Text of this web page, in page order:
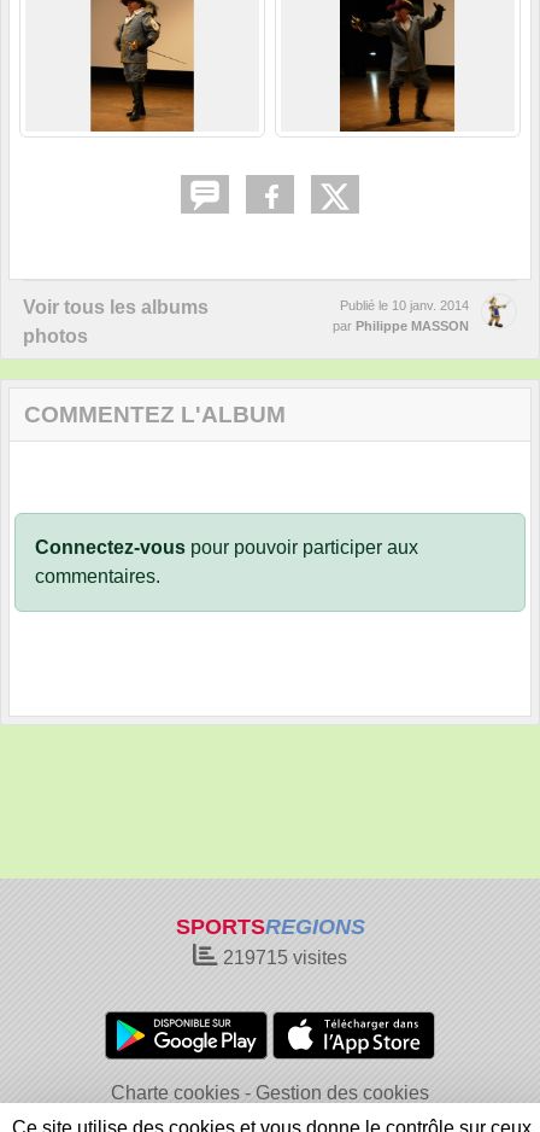
Voir tous les albums
photos
Publié le 10 janv. 2014
par Philippe MASSON
COMMENTEZ L'ALBUM
Connectez-vous pour pouvoir participer aux
commentaires.
SPORTSREGIONS
219715 visites
Charte cookies
Gestion des cookies
Informations légales
Signaler un contenu inapproprié
Ce site utilise des cookies et vous donne le contrôle sur ceux